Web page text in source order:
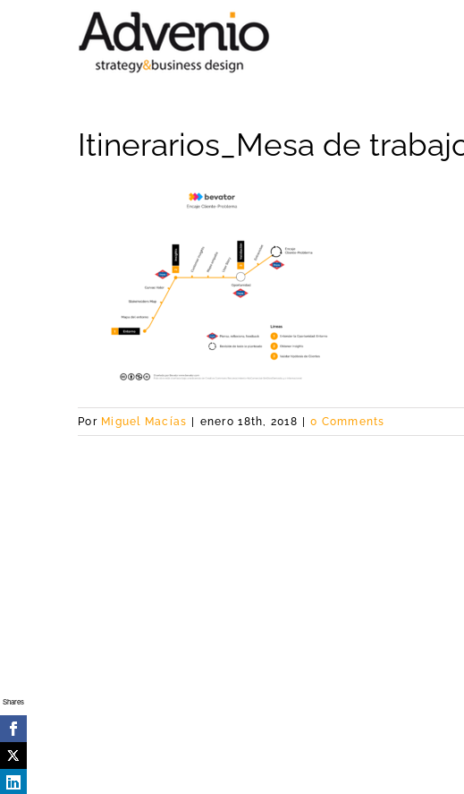
Itinerarios_Mesa de
Por Miguel Macías enero 18th, 2018 0 Comments
Shares